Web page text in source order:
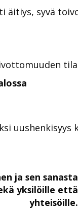
äitiys, syvä
uushenkisyys
ja sen sanasta
yksilöille että
yhteisöille.